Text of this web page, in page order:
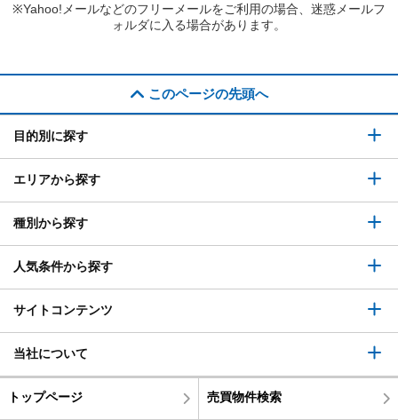
※Yahoo!メールなどのフリーメールをご利用の場合、迷惑メールフ
ォルダに入る場合があります。
このページの先頭へ
目的別に探す
エリアから探す
種別から探す
人気条件から探す
サイトコンテンツ
当社について
トップページ 売買物件検索